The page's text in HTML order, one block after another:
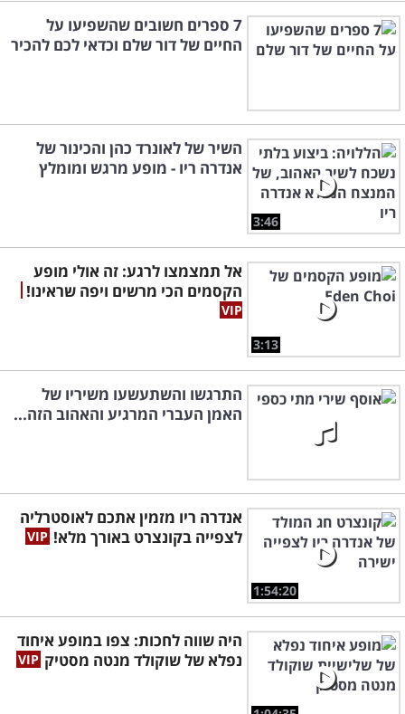
7 ספרים חשובים שהשפיעו על
החיים של דור שלם וכדאי לכם להכיר
3:46
השיר של לאונרד כהן והכינור של
אנדרה ריו - מופע מרגש ומומלץ
3:13
אל תמצמצו לרגע: זה אולי מופע
הקסמים הכי מרשים ויפה שראינו!
התרגשו והשתעשעו משיריו של
האמן העברי המרגיע והאהוב הזה...
1:54:20
אנדרה ריו מזמין אתכם לאוסטרליה
לצפייה בקונצרט באורך מלא!
היה שווה לחכות: צפו במופע איחוד
נפלא של שוקולד מנטה מסטיק